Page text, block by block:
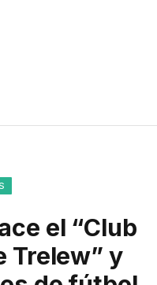
el “Club
Trelew” y